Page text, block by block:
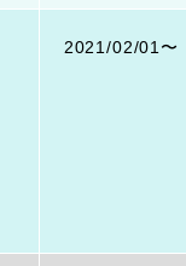
2021/02/01〜